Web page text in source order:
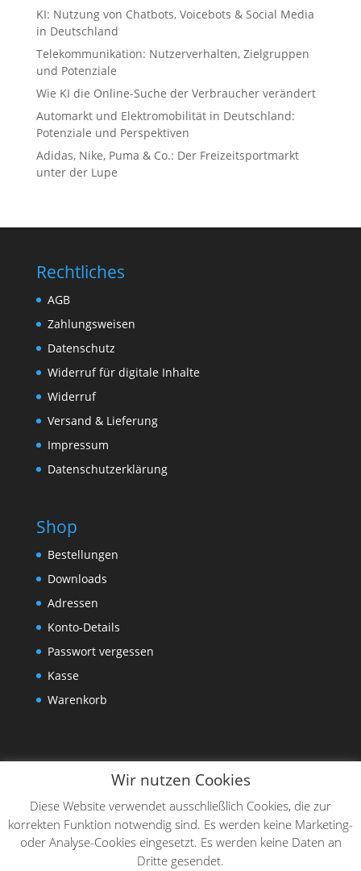
KI: Nutzung von Chatbots, Voicebots & Social Media
in Deutschland
Telekommunikation: Nutzerverhalten, Zielgruppen
und Potenziale
Wie KI die Online-Suche der Verbraucher verändert
Automarkt und Elektromobilität in Deutschland:
Potenziale und Perspektiven
Adidas, Nike, Puma & Co.: Der Freizeitsportmarkt
unter der Lupe
Rechtliches
AGB
Zahlungsweisen
Datenschutz
Widerruf für digitale Inhalte
Widerruf
Versand & Lieferung
Impressum
Datenschutzerklärung
Shop
Bestellungen
Downloads
Adressen
Konto-Details
Passwort vergessen
Kasse
Warenkorb
Wir nutzen Cookies
Diese Website verwendet ausschließlich Cookies, die zur
korrekten Funktion notwendig sind. Es werden keine Marketing-
oder Analyse-Cookies eingesetzt. Es werden keine Daten an
Dritte gesendet.